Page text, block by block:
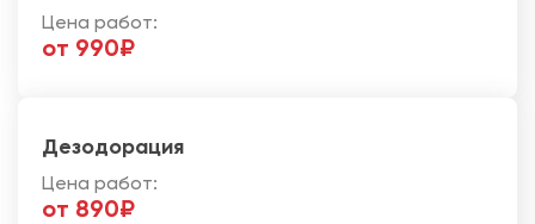
Цена работ:
от 990₽
Дезодорация
Цена работ:
от 890₽